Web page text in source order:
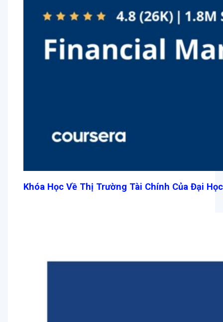
Khóa Học Về Thị Trường Tài Chính Của Đại